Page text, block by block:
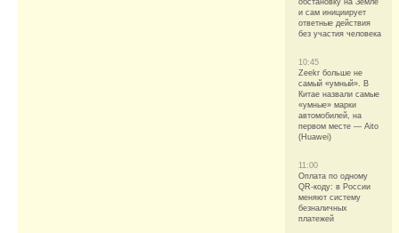
обстановку на Земле
и сам инициирует
ответные действия
без участия человека
10:45
Zeekr больше не
самый «умный». В
Китае назвали самые
«умные» марки
автомобилей, на
первом месте — Aito
(Huawei)
11:00
Оплата по одному
QR-коду: в России
меняют систему
безналичных
платежей